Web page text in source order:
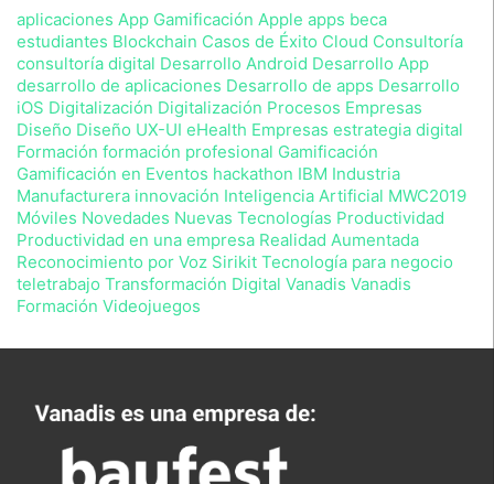
Política
de
Privacidad
,
sin
perjuicio
de
que
en
cualquier
momento
podrá
ejercitar
sus
derechos
con
a
vigente.
aplicaciones App Gamificación Apple apps beca
estudiantes Blockchain Casos de Éxito Cloud Consultoría
consultoría digital Desarrollo Android Desarrollo App
desarrollo de aplicaciones Desarrollo de apps Desarrollo
iOS Digitalización Digitalización Procesos Empresas
Diseño Diseño UX-UI eHealth Empresas estrategia digital
Formación formación profesional Gamificación
Gamificación en Eventos hackathon IBM Industria
Manufacturera innovación Inteligencia Artificial MWC2019
Móviles Novedades Nuevas Tecnologías Productividad
Productividad en una empresa Realidad Aumentada
Reconocimiento por Voz Sirikit Tecnología para negocio
teletrabajo Transformación Digital Vanadis Vanadis
Formación Videojuegos